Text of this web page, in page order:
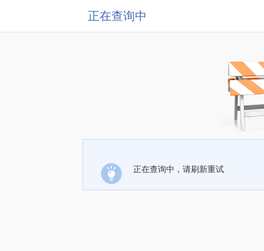
正在查询中
正在查询中，请刷新重试